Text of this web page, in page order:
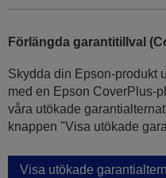
Förlängda garantitillval
Skydda din Epson-produkt
med en Epson CoverPlus-
våra utökade
knappen "Visa utökade
Visa utökade